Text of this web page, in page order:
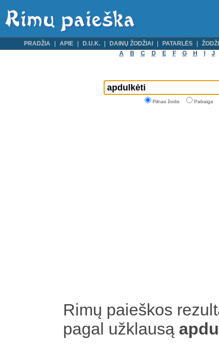
PRADŽIA APIE D.U.K. DAINŲ ŽODŽIAI PATARLĖS
A
B C D E F G H J
Pilnas žodis Pabaiga
Rimų paieškos
pagal užklausą